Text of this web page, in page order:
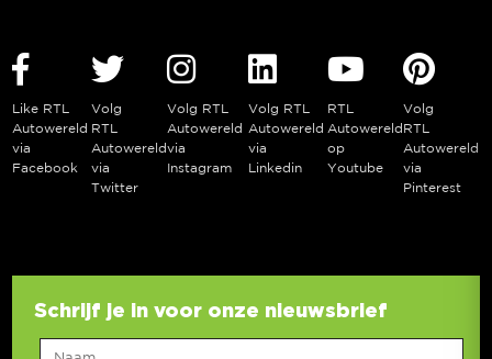
Like RTL
Autowereld
via
Facebook
Volg
RTL
Autowereld
via
Twitter
Volg RTL
Autowereld
via
Instagram
Volg RTL
Autowereld
via
Linkedin
RTL
Autowereld
op
Youtube
Volg
RTL
Autowereld
via
Pinterest
Schrijf je in voor onze nieuwsbrief